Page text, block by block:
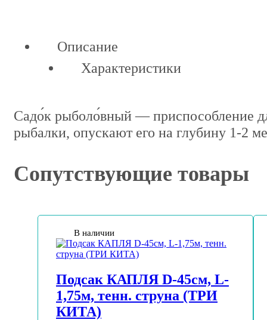
Описание
Характеристики
Садо́к рыболо́вный — приспособление
рыбалки, опускают его на глубину 1-2
Сопутствующие товары
В наличии
Подсак КАПЛЯ D-45см, L-
1,75м, тенн. струна (ТРИ
КИТА)